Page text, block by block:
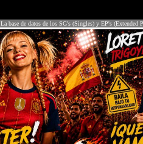
La base de datos de los SG's (Singles) y EP's (Extended